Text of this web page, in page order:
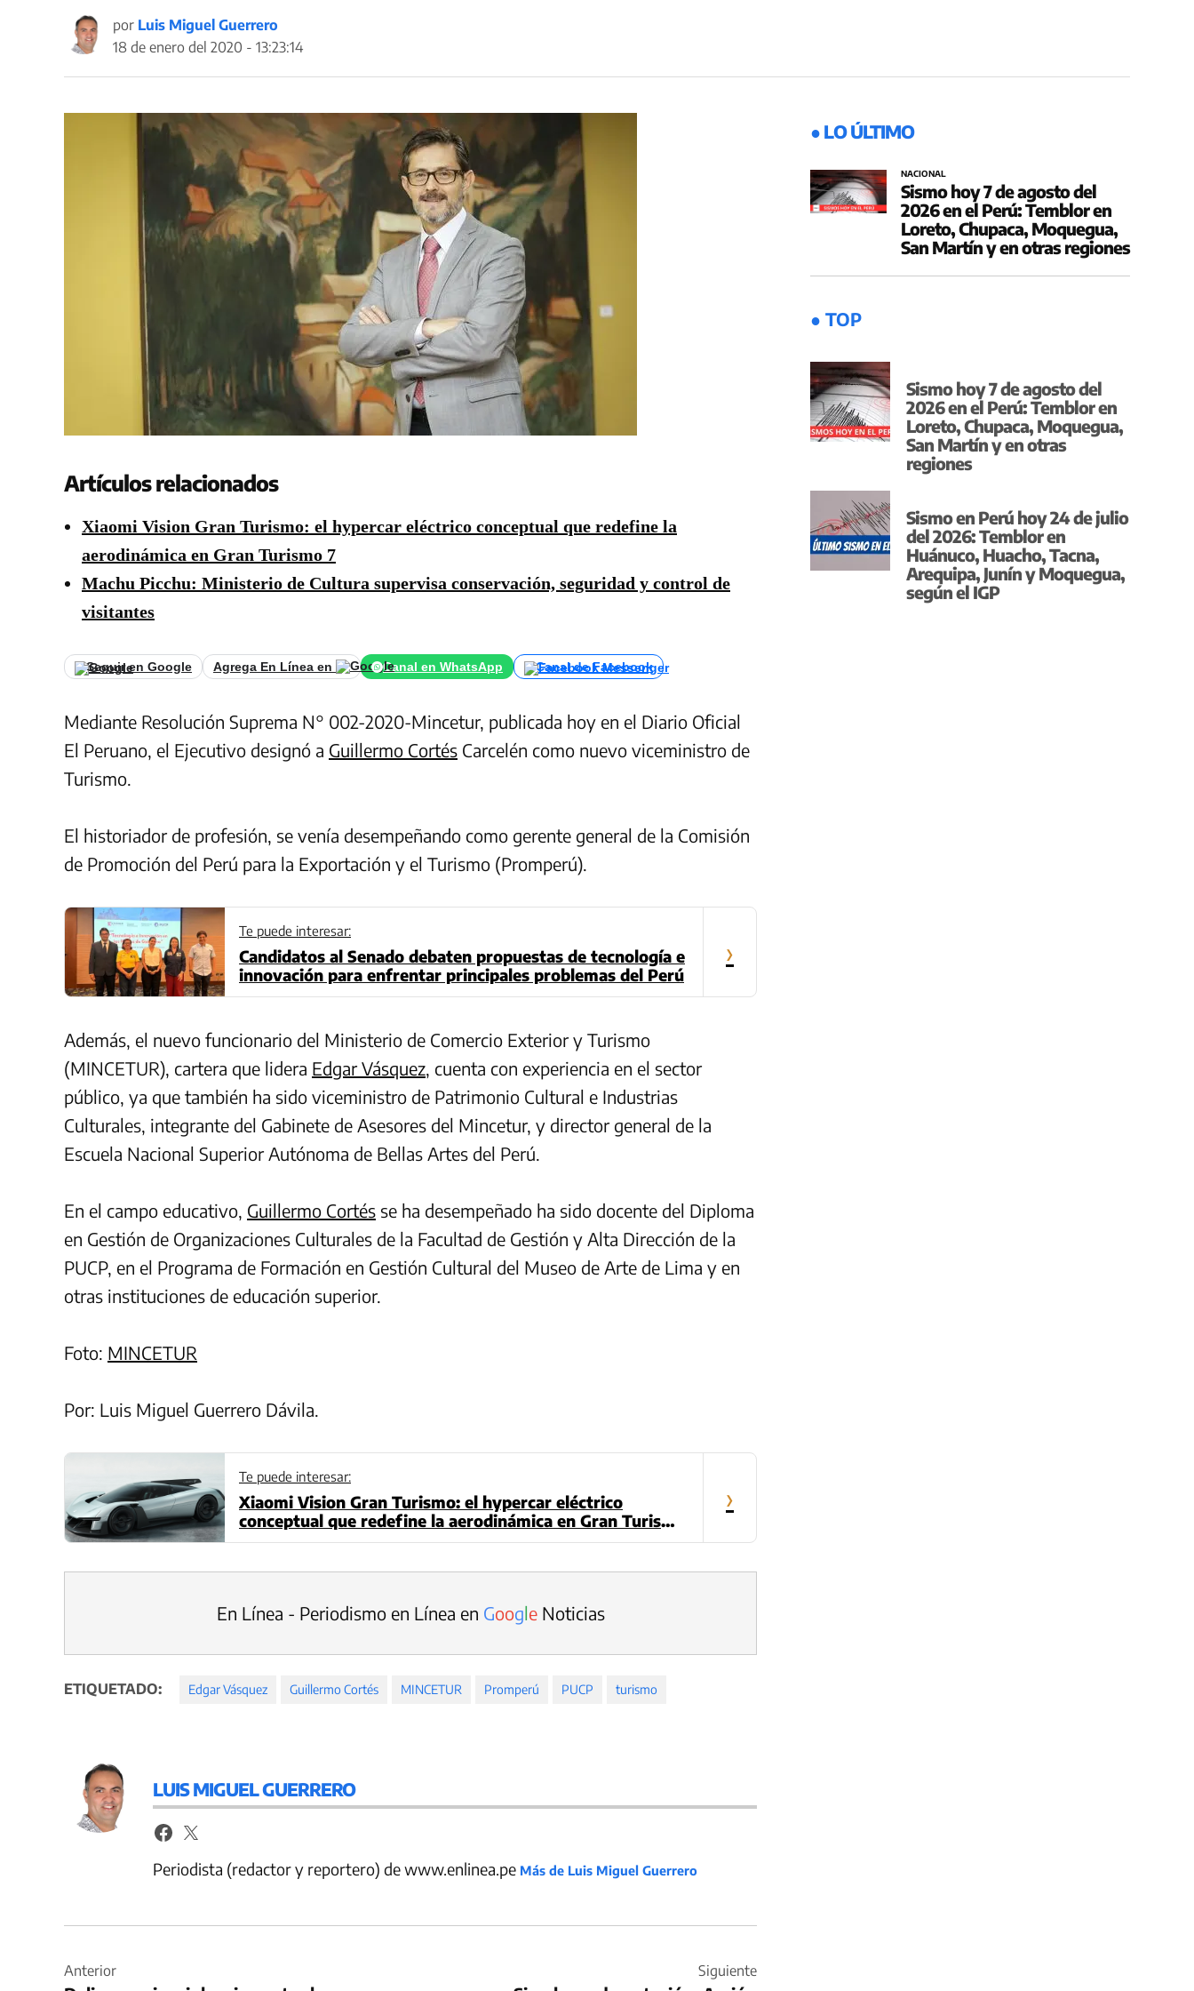
por Luis Miguel Guerrero
18 de enero del 2020 - 13:23:14
Artículos relacionados
Xiaomi Vision Gran Turismo: el hypercar eléctrico conceptual que redefine la
aerodinámica en Gran Turismo 7
Machu Picchu: Ministerio de Cultura supervisa conservación, seguridad y control de
visitantes
Seguir en Google Agrega En Línea en Canal en WhatsApp Canal de Facebook
Mediante Resolución Suprema N° 002-2020-Mincetur, publicada hoy en el Diario Oficial
El Peruano, el Ejecutivo designó a Guillermo Cortés Carcelén como nuevo viceministro de
Turismo.
El historiador de profesión, se venía desempeñando como gerente general de la Comisión
de Promoción del Perú para la Exportación y el Turismo (Promperú).
Te puede interesar:
Candidatos al Senado debaten propuestas de tecnología e
innovación para enfrentar principales problemas del Perú
›
Además, el nuevo funcionario del Ministerio de Comercio Exterior y Turismo
(MINCETUR), cartera que lidera Edgar Vásquez, cuenta con experiencia en el sector
público, ya que también ha sido viceministro de Patrimonio Cultural e Industrias
Culturales, integrante del Gabinete de Asesores del Mincetur, y director general de la
Escuela Nacional Superior Autónoma de Bellas Artes del Perú.
En el campo educativo, Guillermo Cortés se ha desempeñado ha sido docente del Diploma
en Gestión de Organizaciones Culturales de la Facultad de Gestión y Alta Dirección de la
PUCP, en el Programa de Formación en Gestión Cultural del Museo de Arte de Lima y en
otras instituciones de educación superior.
Foto: MINCETUR
Por: Luis Miguel Guerrero Dávila.
Te puede interesar:
Xiaomi Vision Gran Turismo: el hypercar eléctrico
conceptual que redefine la aerodinámica en Gran Turismo
7
›
En Línea - Periodismo en Línea en GoogleNoticias
ETIQUETADO: Edgar Vásquez Guillermo Cortés MINCETUR Promperú PUCP turismo
LUIS MIGUEL GUERRERO
Periodista (redactor y reportero) de www.enlinea.pe Más de Luis Miguel Guerrero
de
Anterior Siguiente
● LO ÚLTIMO
NACIONAL
Sismo hoy 7 de agosto del
2026 en el Perú: Temblor en
Loreto, Chupaca, Moquegua,
San Martín y en otras regiones
● TOP
Sismo hoy 7 de agosto del
2026 en el Perú: Temblor en
Loreto, Chupaca, Moquegua,
San Martín y en otras
regiones
Sismo en Perú hoy 24 de julio
del 2026: Temblor en
Huánuco, Huacho, Tacna,
Arequipa, Junín y Moquegua,
según el IGP